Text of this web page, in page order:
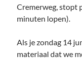
Cremerweg, stopt
minuten lopen).
Als je zondag 14
materiaal dat we